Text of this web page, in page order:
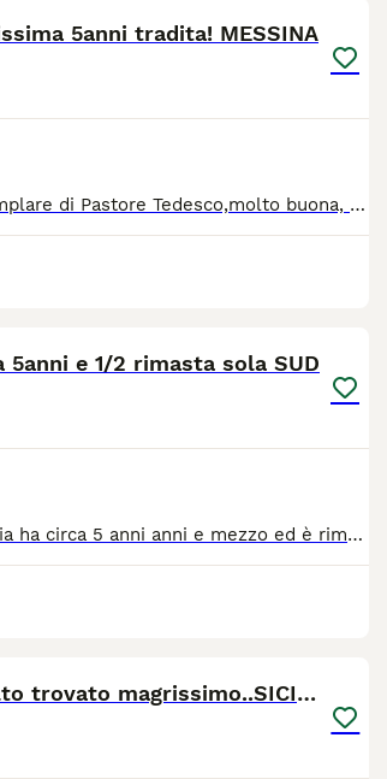
5anni tradita! MESSINA
Ecco Lara bellissimo esemplare di Pastore Tedesco,molto buona, tradita da coloro che lei credeva l amassero x sempre! Un cane cresciuto in casa dove conosce l’odore del divano, il rumore delle chiavi, il tono della voce. Poi di colpo diventa ingombrante, un problema, un oggetto in disuso e messo da parte Il risultato è sempre lo stesso: occhi che cercano ma non capiscono, coda che non scodinzola più, paura di ogni rumore. Lara ha 5 anni, vaccinata, sterilizzata, con chip. Leggera positività alla leishmania da sempre ma senza nessun aggravamento. Si trova in provincia di Messina e cerca disperatamente una nuova vita. Per info contattare su WhatsApp 3510337716
5anni e 1/2 rimasta sola SUD
MIA CERCA CASA 💔→🏡 Mia ha circa 5 anni anni e mezzo ed è rimasta senza famiglia. Non è un “problema ”, è un’opportunità per chi cerca un cane già perfetto: ✅ Sterilizzata, vaccinata, microchippata – libretto sanitario in regola ✅ Educata – ha seguito un percorso di educazione cinofila e risponde ai comandi base ✅ Equilibrata – età adulta, niente danni da cucciola Si trova in provincia di Messina e verrà affidata solo dopo colloquio pre-affido e controlli, per garantirle la famiglia definitiva che merita. Se pensi di essere tu la sua persona per sempre, o vuoi solo avere più info e foto/video di Mia: 📲 invia un messaggio su WhatsApp al 351 033 7716 No perditempo. No solo giardino. No catena. Grazie
Pastore Tedesco adulto trovato magrissimo..SICILIA